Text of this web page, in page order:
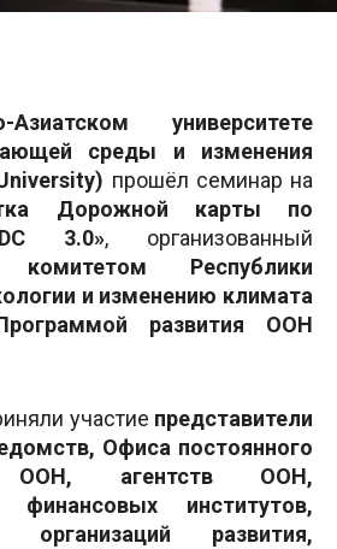
Азиатском университете
среды и изменения
прошёл семинар на
Дорожной карты по
3.0», организованный
комитетом Республики
и изменению климата
развития ООН
участие представители
Офиса постоянного
ООН, агентств ООН,
финансовых институтов,
организаций развития,